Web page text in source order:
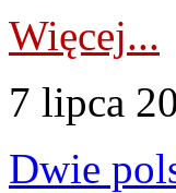
Więcej...
7 lipca
Dwie